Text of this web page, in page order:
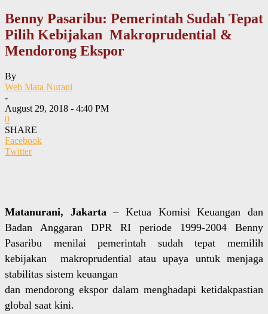
Benny Pasaribu: Pemerintah Sudah Tepat
Pilih Kebijakan Makroprudential &
Mendorong Ekspor
By
Web Mata Nurani
-
August 29, 2018 - 4:40 PM
0
SHARE
Facebook
Twitter
Matanurani, Jakarta– Ketua Komisi Keuangan dan
Badan Anggaran DPR RI periode 1999-2004 Benny
Pasaribu menilai pemerintah sudah tepat memilih
kebijakan makroprudential atau upaya untuk menjaga
stabilitas sistem keuangan
dan mendorong ekspor dalam menghadapi ketidakpastian
global saat kini.